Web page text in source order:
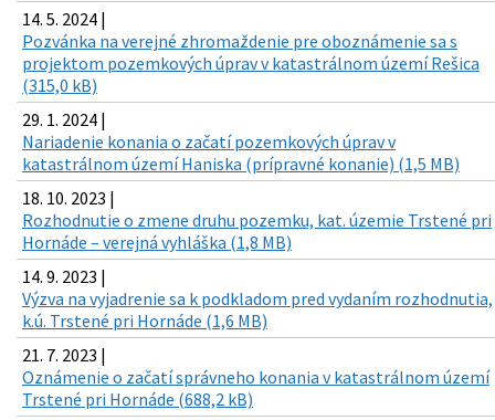
14. 5. 2024 |
Pozvánka na verejné zhromaždenie pre oboznámenie sa s
projektom pozemkových úprav v katastrálnom území Rešica
(315,0 kB)
29. 1. 2024 |
Nariadenie konania o začatí pozemkových úprav v
katastrálnom území Haniska (prípravné konanie) (1,5 MB)
18. 10. 2023 |
Rozhodnutie o zmene druhu pozemku, kat. územie Trstené pri
Hornáde – verejná vyhláška (1,8 MB)
14. 9. 2023 |
Výzva na vyjadrenie sa k podkladom pred vydaním rozhodnutia,
k.ú. Trstené pri Hornáde (1,6 MB)
21. 7. 2023 |
Oznámenie o začatí správneho konania v katastrálnom území
Trstené pri Hornáde (688,2 kB)